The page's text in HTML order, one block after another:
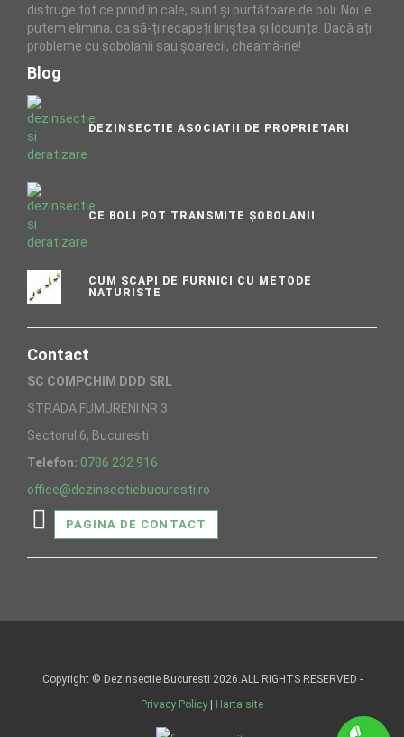
distruge tot ce prind în cale, sunt și purtătoare de boli. Noi le
putem elimina, ca să-ți recapeți liniștea și locuința. Dacă ați
probleme cu șobolanii sau șoarecii, cheamă-ne!
Blog
DEZINSECTIE ASOCIATII DE PROPRIETARI
CE BOLI POT TRANSMITE ȘOBOLANII
CUM SCAPI DE FURNICI CU METODE
NATURISTE
Contact
SC COMPCHIM DDD SRL
STRADA FUMURENI NR 3
Sectorul 6, Bucuresti
Telefon: 0786 232 916
office@dezinsectiebucuresti.ro
PAGINA DE CONTACT
Copyright © Dezinsectie Bucuresti 2026.ALL RIGHTS RESERVED -
Privacy Policy
Harta site